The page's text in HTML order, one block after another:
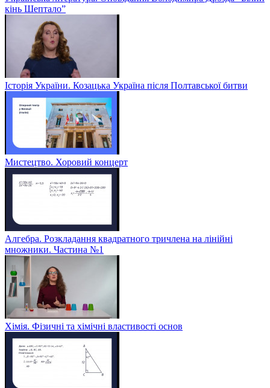
кінь Шептало”
Історія України. Козацька Україна після Полтавської битви
Мистецтво. Хоровий концерт
Алгебра. Розкладання квадратного тричлена на лінійні
множники. Частина №1
Хімія. Фізичні та хімічні властивості основ